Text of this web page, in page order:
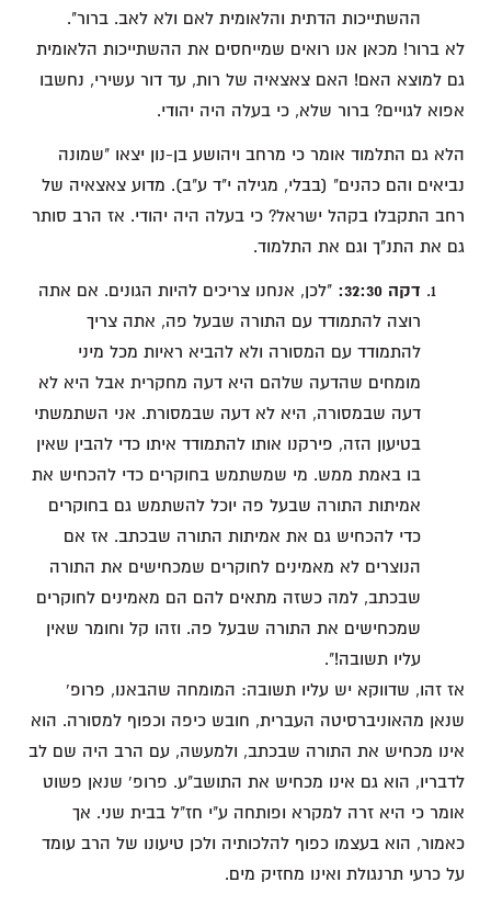
ההשתייכות הדתית והלאומית לאם ולא לאב. ברור".
לא ברור! מכאן אנו רואים שמייחסים את ההשתייכות הלאומית
גם למוצא האם! האם צאצאיה של רות, עד דור עשירי, נחשבו
אפוא לגויים? ברור שלא, כי בעלה היה יהודי.
הלא גם התלמוד אומר כי מרחב ויהושע בן-נון יצאו "שמונה
נביאים והם כהנים" (בבלי, מגילה י"ד ע"ב). מדוע צאצאיה של
רחב התקבלו בקהל ישראל? כי בעלה היה יהודי. אז הרב סותר
גם את התנ"ך וגם את התלמוד.
דקה 32:30:
"לכן, אנחנו צריכים להיות הגונים. אם אתה
רוצה להתמודד עם התורה שבעל פה, אתה צריך
להתמודד עם המסורה ולא להביא ראיות מכל מיני
מומחים שהדעה שלהם היא דעה מחקרית אבל היא לא
דעה שבמסורה, היא לא דעה שבמסורת. אני השתמשתי
בטיעון הזה, פירקנו אותו להתמודד איתו כדי להבין שאין
בו באמת ממש. מי שמשתמש בחוקרים כדי להכחיש את
אמיתות התורה שבעל פה יוכל להשתמש גם בחוקרים
כדי להכחיש גם את אמיתות התורה שבכתב. אז אם
הנוצרים לא מאמינים לחוקרים שמכחישים את התורה
שבכתב, למה כשזה מתאים להם הם מאמינים לחוקרים
שמכחישים את התורה שבעל פה. וזהו קל וחומר שאין
עליו תשובה!".
אז זהו, שדווקא יש עליו תשובה: המומחה שהבאנו, פרופ'
שנאן מהאוניברסיטה העברית, חובש כיפה וכפוף למסורה. הוא
אינו מכחיש את התורה שבכתב, ולמעשה, עם הרב היה שם לב
לדבריו, הוא גם אינו מכחיש את התושב"ע. פרופ' שנאן פשוט
אומר כי היא זרה למקרא ופותחה ע"י חז"ל בבית שני. אך
כאמור, הוא בעצמו כפוף להלכותיה ולכן טיעונו של הרב עומד
על כרעי תרנגולת ואינו מחזיק מים.